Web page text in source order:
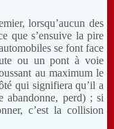
lorsqu’aucun des
que s’ensuive la pire
se font face
ou un pont à voie
au maximum le
qui signifiera qu’il a
abandonne, perd) ; si
c’est la collision